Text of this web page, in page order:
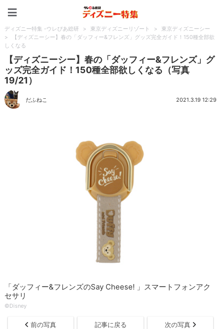
ディズニー特集 -ウレぴあ総研 > 東京ディズニーリゾート >
東京ディズニーシー
>
【ディズニーシー】春の「ダッフィー&フレンズ」グッズ完全ガイド！150種全部欲
しくなる
【ディズニーシー】春の「ダッフィー&フレンズ」グ
ッズ完全ガイド！150種全部欲しくなる（写真
19/21）
だふねこ 2021.3.19 12:29
「ダッフィー&フレンズのSay Cheese! 」スマートフォンアク
セサリ
©Disney
前の写真 記事に戻る 次の写真